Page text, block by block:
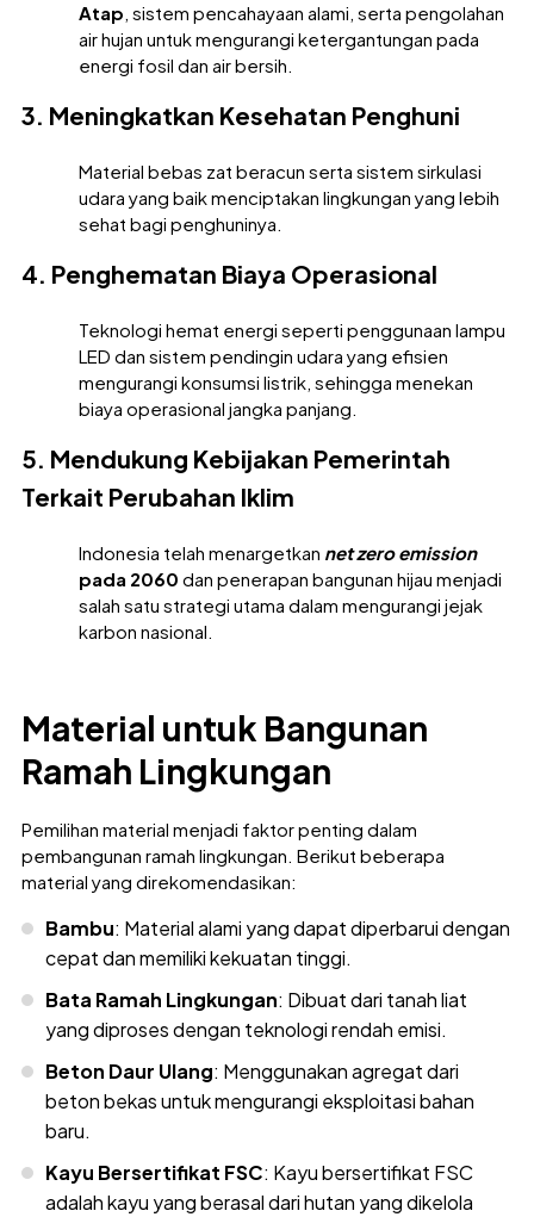
Atap, sistem pencahayaan alami, serta pengolahan
air hujan untuk mengurangi ketergantungan pada
energi fosil dan air bersih.
3. Meningkatkan Kesehatan Penghuni
Material bebas zat beracun serta sistem sirkulasi
udara yang baik menciptakan lingkungan yang lebih
sehat bagi penghuninya.
4. Penghematan Biaya Operasional
Teknologi hemat energi seperti penggunaan lampu
LED dan sistem pendingin udara yang efisien
mengurangi konsumsi listrik, sehingga menekan
biaya operasional jangka panjang.
5. Mendukung Kebijakan Pemerintah
Terkait Perubahan Iklim
Indonesia telah menargetkan net zero emission
pada 2060 dan penerapan bangunan hijau menjadi
salah satu strategi utama dalam mengurangi jejak
karbon nasional.
Material untuk Bangunan
Ramah Lingkungan
Pemilihan material menjadi faktor penting dalam
pembangunan ramah lingkungan. Berikut beberapa
material yang direkomendasikan:
Bambu: Material alami yang dapat diperbarui dengan
cepat dan memiliki kekuatan tinggi.
Bata Ramah Lingkungan: Dibuat dari tanah liat
yang diproses dengan teknologi rendah emisi.
Beton Daur Ulang: Menggunakan agregat dari
beton bekas untuk mengurangi eksploitasi bahan
baru.
Kayu Bersertifikat FSC: Kayu bersertifikat FSC
adalah kayu yang berasal dari hutan yang dikelola